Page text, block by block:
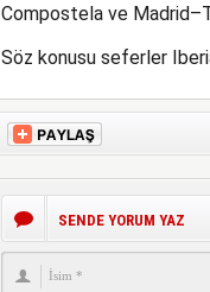
Compostela ve
Söz konusu seferler
SENDE YORUM YAZ